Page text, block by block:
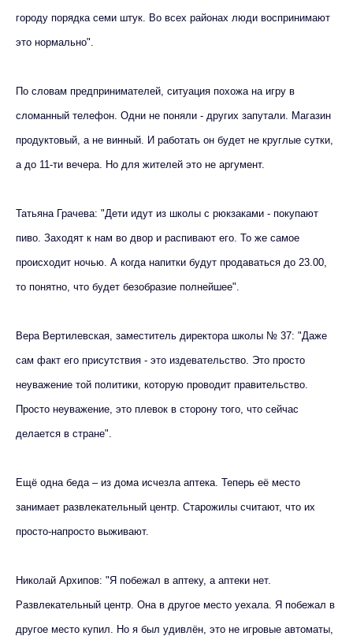
городу порядка семи штук. Во всех районах люди воспринимают
это нормально".
По словам предпринимателей, ситуация похожа на игру в
сломанный телефон. Одни не поняли - других запутали. Магазин
продуктовый, а не винный. И работать он будет не круглые сутки,
а до 11-ти вечера. Но для жителей это не аргумент.
Татьяна Грачева: "Дети идут из школы с рюкзаками - покупают
пиво. Заходят к нам во двор и распивают его. То же самое
происходит ночью. А когда напитки будут продаваться до 23.00,
то понятно, что будет безобразие полнейшее".
Вера Вертилевская, заместитель директора школы № 37: "Даже
сам факт его присутствия - это издевательство. Это просто
неуважение той политики, которую проводит правительство.
Просто неуважение, это плевок в сторону того, что сейчас
делается в стране".
Ещё одна беда – из дома исчезла аптека. Теперь её место
занимает развлекательный центр. Старожилы считают, что их
просто-напросто выживают.
Николай Архипов: "Я побежал в аптеку, а аптеки нет.
Развлекательный центр. Она в другое место уехала. Я побежал в
другое место купил. Но я был удивлён, это не игровые автоматы,